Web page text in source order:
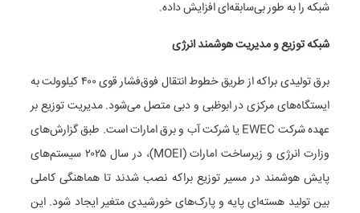
شبکه را به طور بی‌سابقه‌ای افزایش داده.
شبکه توزیع و مدیریت هوشمند انرژی
برق تولیدی براکه از طریق خطوط انتقال فوق‌فشار قوی ۴۰۰ کیلوولت به
ایستگاه‌های مرکزی در ابوظبی و دبی متصل می‌شود. مدیریت توزیع بر
عهده شرکت EWEC یا شرکت آب و برق امارات است. طبق گزارش‌های
وزارت انرژی و زیرساخت امارات (MOEI)، در سال ۲۰۲۵ سیستم‌های
پایش هوشمند در مسیر توزیع براکه نصب شدند تا هماهنگی کاملی
بین تولید هسته‌ای پایه و پارک‌های خورشیدی متغیر ایجاد شود. این